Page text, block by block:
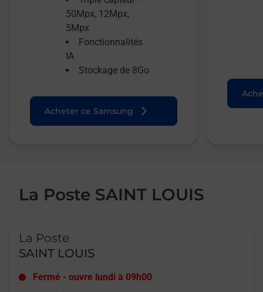
50Mpx, 12Mpx,
5Mpx
Fonctionnalités
IA
Stockage de 8Go
Acheter ce Samsung
La Poste SAINT LOUIS
La Poste
SAINT LOUIS
Fermé - ouvre lundi à 09h00